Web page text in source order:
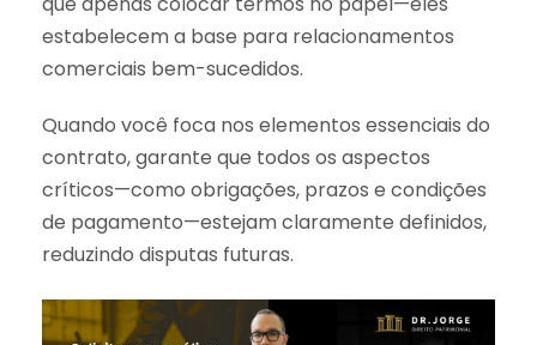
estabelecem a base para relacionamentos
comerciais bem-sucedidos.
Quando você foca nos elementos essenciais do
contrato, garante que todos os aspectos
críticos—como obrigações, prazos e condições
de pagamento—estejam claramente definidos,
reduzindo disputas futuras.